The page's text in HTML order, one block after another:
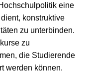
eine
konstruktive
zu unterbinden.
zu
die Studierende
werden können.